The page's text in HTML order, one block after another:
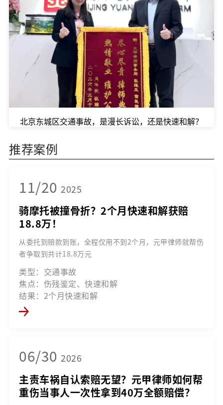
北京东城区交通事故，是漫长诉讼，还是快速和解？
推荐案例
11/20 2025
骑摩托被撞骨折？2个月快速和解获赔
18.8万！
从委托到赔款到账，全程仅用不到2个月，元甲律师就帮伤
者争取到共计18.8万元
类型：交通事故
焦点：伤残鉴定、快速和解
结果：2个月快速和解
06/30 2026
主责车祸自认索赔无望？元甲律师如何帮
重伤当事人一次性拿到40万全额赔偿？